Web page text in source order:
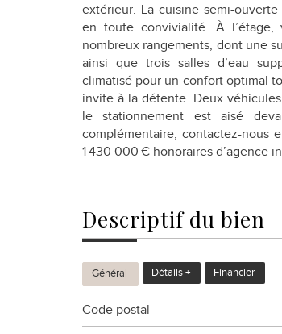
extérieur. La cuisine semi-
en toute convivialité. À l’étage,
nombreux rangements, dont une
ainsi que trois salles d’eau
climatisé pour un confort optimal
invite à la détente. Deux
le stationnement est aisé
complémentaire, contactez-nous
1 430 000 € honoraires d’agence
descriptif du bien
Général Détails + Financier
Code postal